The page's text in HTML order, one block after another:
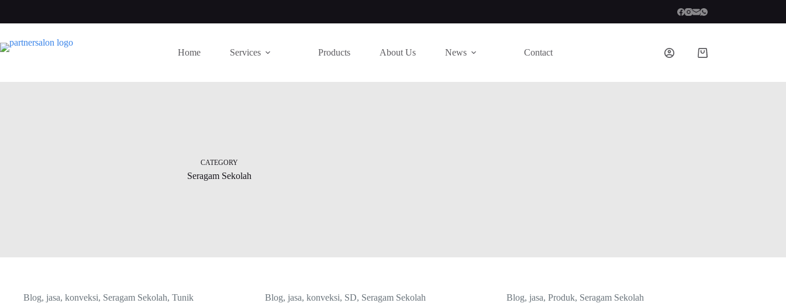
content
Home Services Products About Us News Contact
Shopping
CATEGORY
Seragam Sekolah
Blog, jasa, konveksi, Seragam Sekolah, Tunik Blog, jasa,konveksi, SD, Seragam Sekolah Blog, jasa,Produk, Seragam Sekolah